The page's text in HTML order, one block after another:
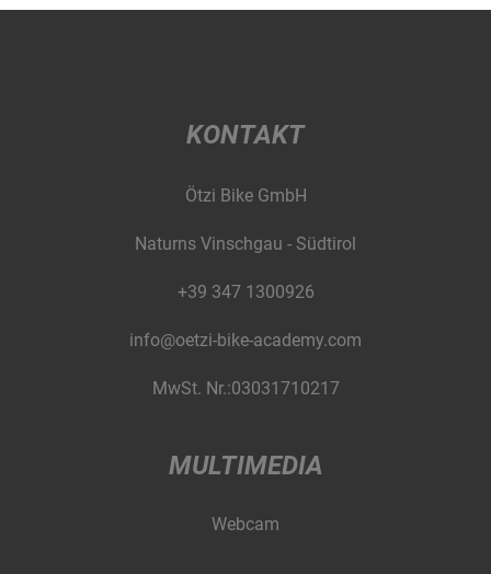
KONTAKT
Ötzi Bike GmbH
Naturns Vinschgau - Südtirol
+39 347 1300926
info@oetzi-bike-academy.com
MwSt. Nr.:03031710217
MULTIMEDIA
Webcam